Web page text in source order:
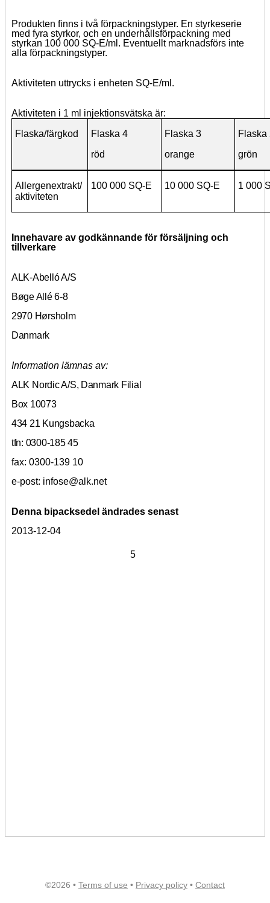
Produkten finns i två förpackningstyper. En styrkeserie
med fyra styrkor, och en underhållsförpackning med
styrkan 100 000 SQ-E/ml. Eventuellt marknadsförs inte
alla förpackningstyper.
Aktiviteten uttrycks i enheten SQ-E/ml.
Aktiviteten i 1 ml injektionsvätska är:
Flaska/färgkod
Flaska 4
röd
Flaska 3
orange
Flaska
grön
Allergenextrakt/
aktiviteten
100 000 SQ-E 10 000 SQ-E 1 000
Innehavare av godkännande för försäljning och
tillverkare
ALK-Abelló A/S
Bøge Allé 6-8
2970 Hørsholm
Danmark
Information lämnas av:
ALK Nordic A/S, Danmark Filial
Box 10073
434 21 Kungsbacka
tfn: 0300-185 45
fax: 0300-139 10
e-post: infose@alk.net
Denna bipacksedel ändrades senast
2013-12-04
5
©2026 • Terms of use • Privacy policy • Contact